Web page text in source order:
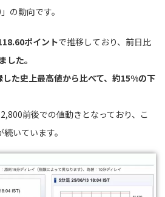
の動向です。
ポイントで推移しており、前日比
した。
た史上最高値から比べて、約15%の下
前後での値動きとなっており、こ
いています。